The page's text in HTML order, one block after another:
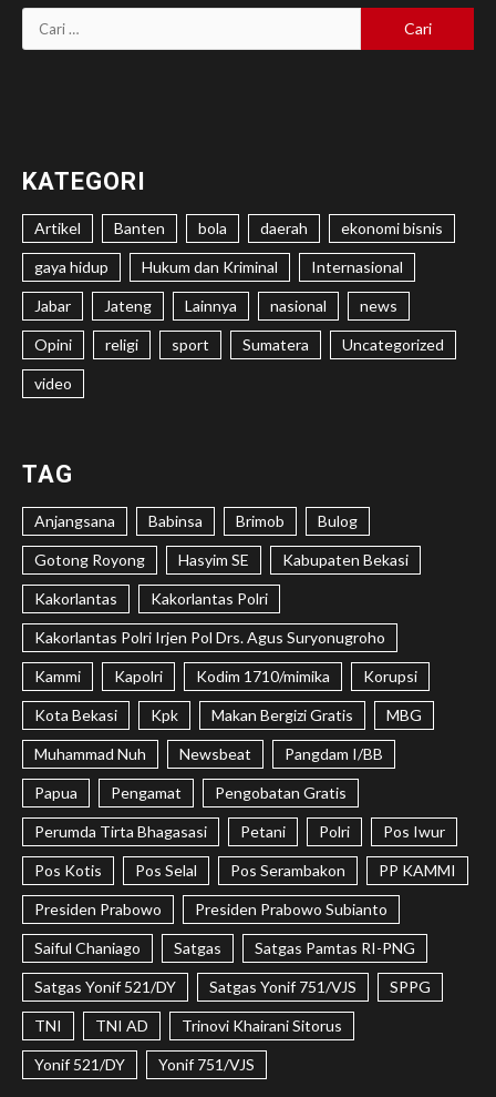
Cari
untuk:
KATEGORI
Artikel Banten bola daerah ekonomi bisnis
gaya hidup Hukum dan Kriminal Internasional
Jabar Jateng Lainnya nasional news
Opini religi sport Sumatera Uncategorized
video
TAG
Anjangsana Babinsa Brimob Bulog
Gotong Royong Hasyim SE Kabupaten Bekasi
Kakorlantas Kakorlantas Polri
Kakorlantas Polri Irjen Pol Drs. Agus Suryonugroho
Kammi Kapolri Kodim 1710/mimika Korupsi
Kota Bekasi Kpk Makan Bergizi Gratis MBG
Muhammad Nuh Newsbeat Pangdam I/BB
Papua Pengamat Pengobatan Gratis
Perumda Tirta Bhagasasi Petani Polri Pos Iwur
Pos Kotis Pos Selal Pos Serambakon PP KAMMI
Presiden Prabowo Presiden Prabowo Subianto
Saiful Chaniago Satgas Satgas Pamtas RI-PNG
Satgas Yonif 521/DY Satgas Yonif 751/VJS SPPG
TNI TNI AD Trinovi Khairani Sitorus
Yonif 521/DY Yonif 751/VJS